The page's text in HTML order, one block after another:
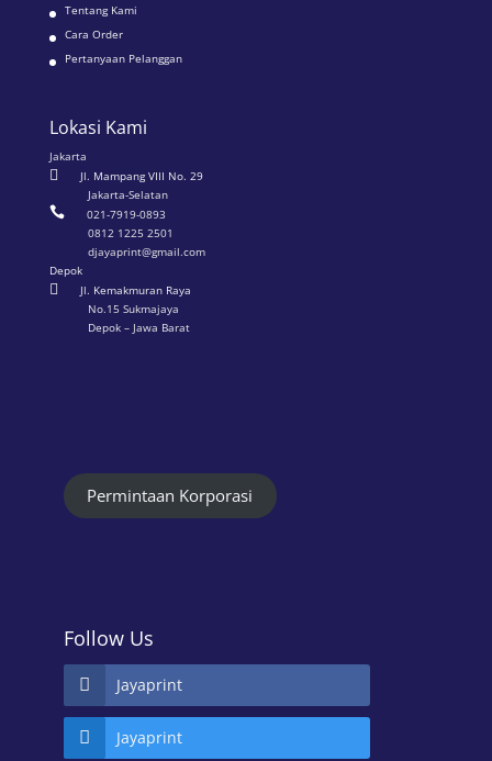
Tentang Kami
Cara Order
Pertanyaan Pelanggan
Lokasi Kami
Jakarta

Jl. Mampang VIII No. 29
Jakarta-Selatan

021-7919-0893
0812 1225 2501
djayaprint@gmail.com
Depok

Jl. Kemakmuran Raya
No.15 Sukmajaya
Depok – Jawa Barat
Permintaan Korporasi
Follow Us
Jayaprint
Jayaprint